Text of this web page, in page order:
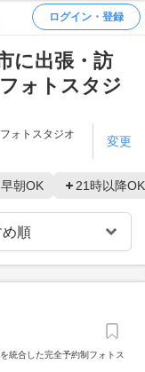
ログイン・登録
に出張・訪
ォトスタジ
ォトスタジオ
変更
早朝OK 21時以降OK
統合した完全予約制フォトス